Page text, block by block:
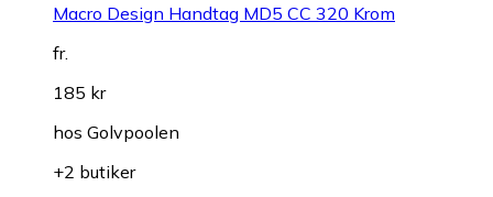
Macro Design Handtag MD5 CC 320 Krom
fr.
185 kr
hos Golvpoolen
+2 butiker